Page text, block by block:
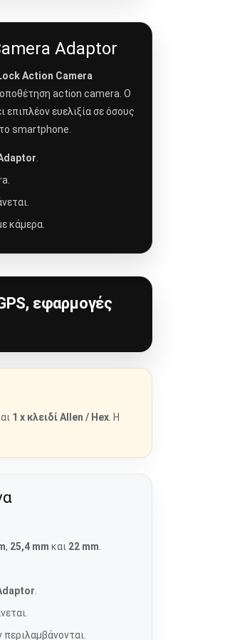
Adaptor
Action Camera
action camera. Ο
επιπλέον ευελιξία σε όσους
smartphone.
κάμερα.
εφαρμογές
1 x κλειδί Allen / Hex . Η
, 25,4 mm και 22 mm